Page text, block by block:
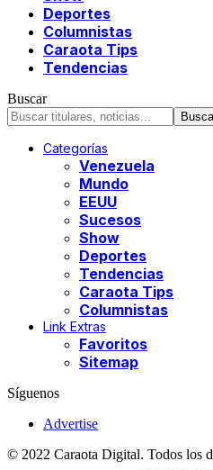
Deportes
Columnistas
Caraota Tips
Tendencias
Buscar
Categorías
Venezuela
Mundo
EEUU
Sucesos
Show
Deportes
Tendencias
Caraota Tips
Columnistas
Link Extras
Favoritos
Sitemap
Síguenos
Advertise
© 2022 Caraota Digital. Todos los